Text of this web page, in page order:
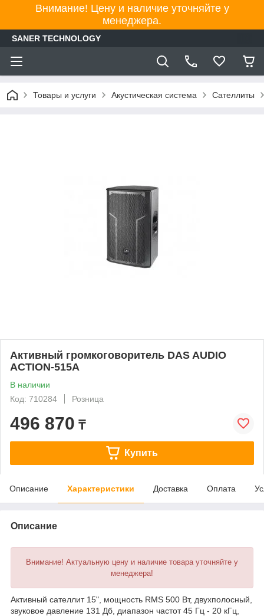
Внимание! Цену и наличие уточняйте у
менеджера.
SANER TECHNOLOGY
Товары и услуги Акустическая система Сателлиты
Активный громкоговоритель DAS AUDIO
ACTION-515A
В наличии
Код: 710284
Розница
496 870 ₸
Купить
Описание Характеристики Доставка Оплата
Описание
Внимание! Актуальную цену и наличие товара уточняйте у
менеджера!
Активный сателлит 15", мощность RMS 500 Вт, двухполосный,
звуковое давление 131 Дб, диапазон частот 45 Гц - 20 кГц,